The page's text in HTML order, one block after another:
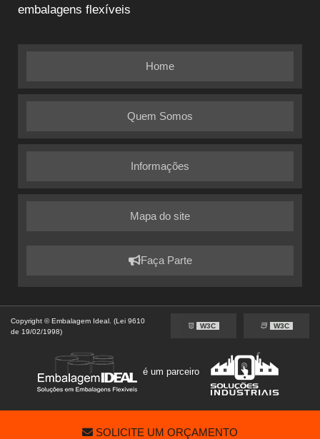
SOLICITE UM ORÇAMENTO
embalagens flexíveis
Home
Quem Somos
Informações
Mapa do site
Faça Parte
Copyright © Embalagem Ideal. (Lei 9610
de 19/02/1998)
W3C W3C
é um parceiro